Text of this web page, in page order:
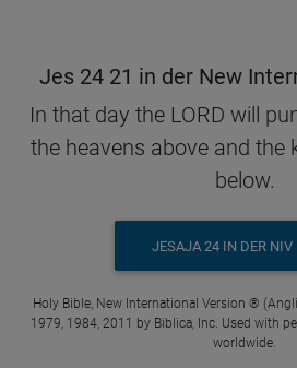
Jes 24 21 in der New
In that day the LORD will
the heavens above and the
below.
JESAJA 24 IN DER NIV
Holy Bible, New International Version ®
1979, 1984, 2011 by Biblica, Inc. Used with
worldwide.